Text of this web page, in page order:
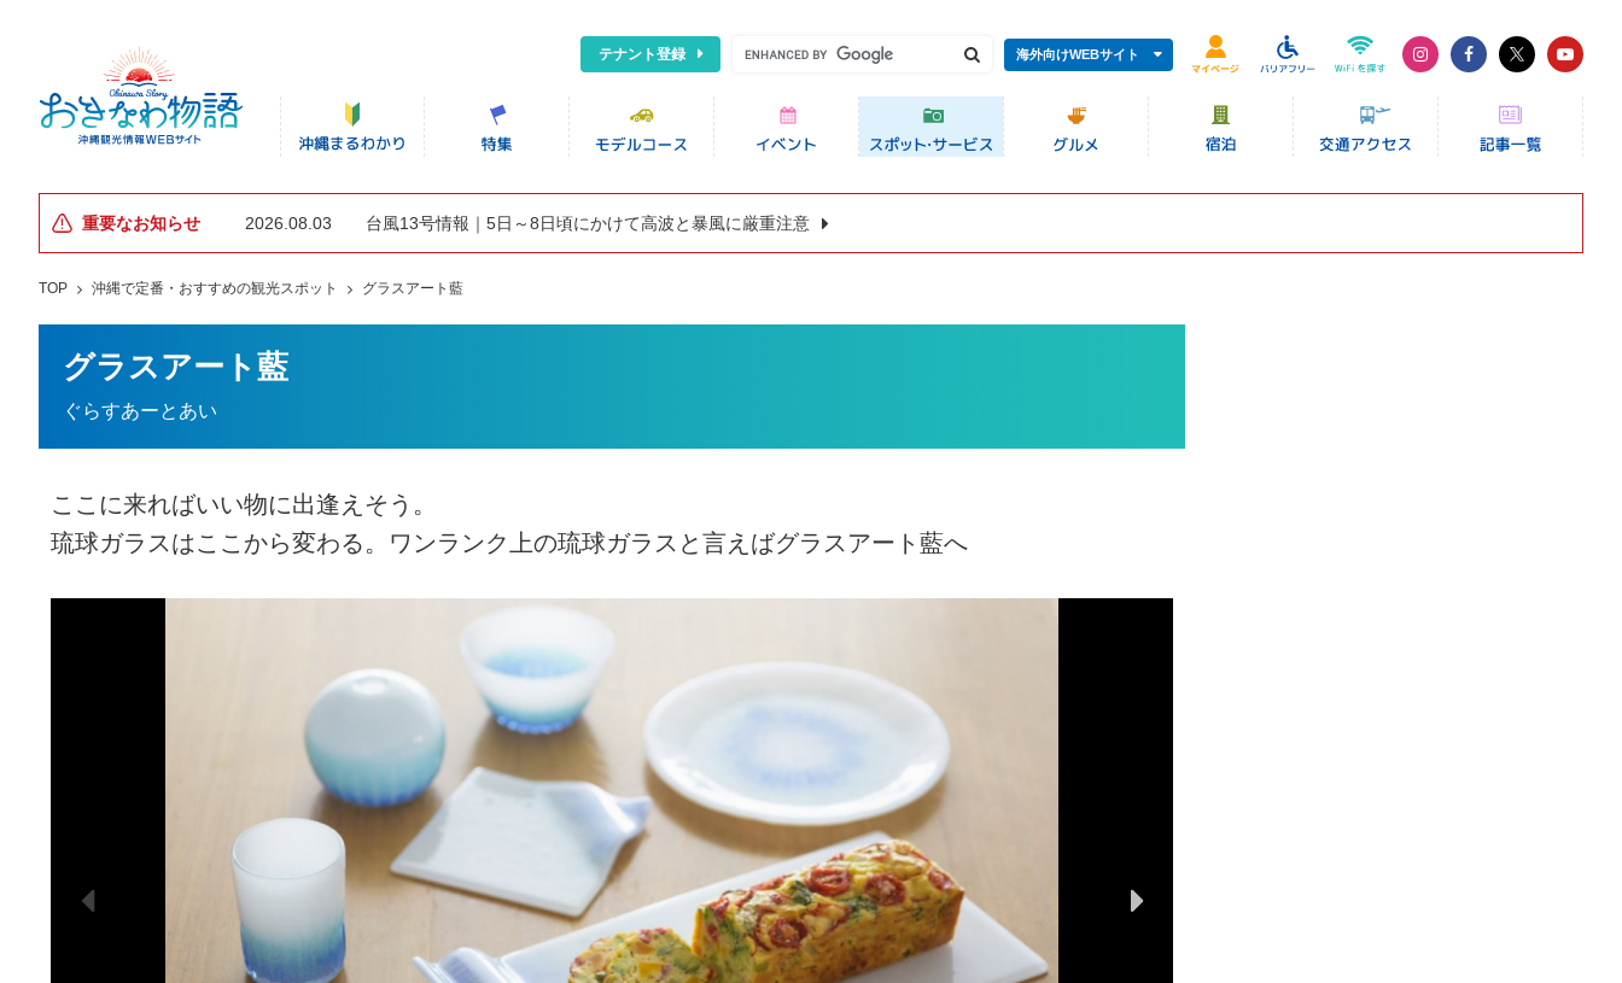
テナント登録 海外向けWEBサイト
重要なお知らせ 2026.08.03 台風13号情報｜5日～8日頃にかけて高波と暴風に厳重注意
TOP 沖縄で定番・おすすめの観光スポット グラスアート藍
グラスアート藍
ぐらすあーとあい
ここに来ればいい物に出逢えそう。
琉球ガラスはここから変わる。ワンランク上の琉球ガラスと言えばグラスアート藍へ